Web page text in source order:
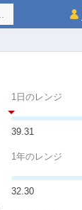
1日のレンジ
39.31
1年のレンジ
32.30